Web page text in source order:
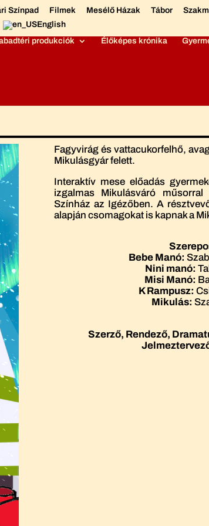
Színpad Filmek Mesélő Házak Tábor
English
produkciók Élőképes krónika
Fagyvirág és vattacukorfelhő,
Mikulásgyár felett.
Interaktív mese előadás
izgalmas Mikulásváró
Színház az Igézőben. A
alapján csomagokat is kapnak a
Bebe Manó:
Nini manó:
Misi Manó:
K Rampusz:
Mikulás:
Szerző, Rendező,